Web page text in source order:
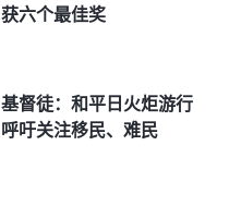
获六个最佳奖
基督徒：和平日火炬游行
呼吁关注移民、难民